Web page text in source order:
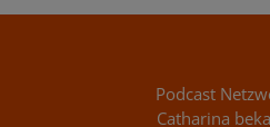
Podcast
Catharina